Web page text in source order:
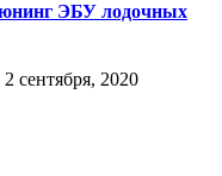
ЭБУ лодочных
2 сентября, 2020